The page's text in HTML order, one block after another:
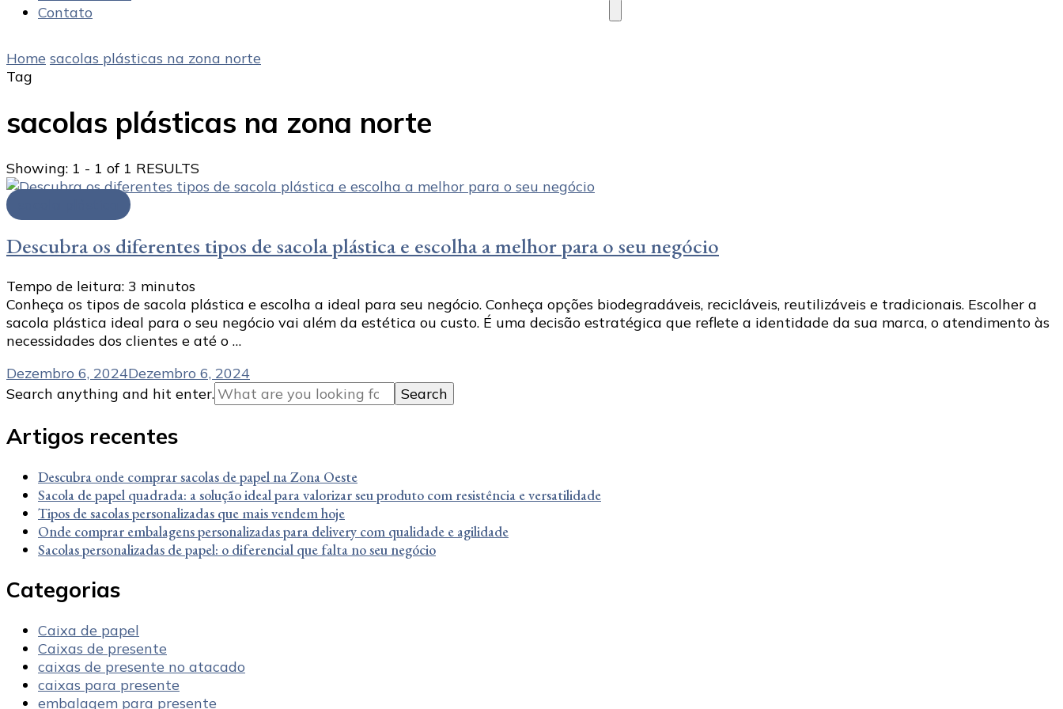
Contato
Something?
Home sacolas plásticas na zona norte
Tag
sacolas plásticas na zona norte
Showing: 1 - 1 of 1 RESULTS
Descubra os diferentes tipos de sacola plástica e escolha a melhor para o seu negócio
Tempo de leitura: 3 minutos
Conheça os tipos de sacola plástica e escolha a ideal para seu negócio. Conheça opções biodegradáveis, recicláveis, reutilizáveis e tradicionais. Escolher a
sacola plástica ideal para o seu negócio vai além da estética ou custo. É uma decisão estratégica que reflete a identidade da sua marca, o atendimento às
necessidades dos clientes e até o …
Dezembro 6, 2024Dezembro 6, 2024
Looking
Something?
Search anything and hit enter.
Artigos recentes
Descubra onde comprar sacolas de papel na Zona Oeste
Sacola de papel quadrada: a solução ideal para valorizar seu produto com resistência e versatilidade
Tipos de sacolas personalizadas que mais vendem hoje
Onde comprar embalagens personalizadas para delivery com qualidade e agilidade
Sacolas personalizadas de papel: o diferencial que falta no seu negócio
Categorias
Caixa de papel
Caixas de presente
caixas de presente no atacado
caixas para presente
embalagem para presente